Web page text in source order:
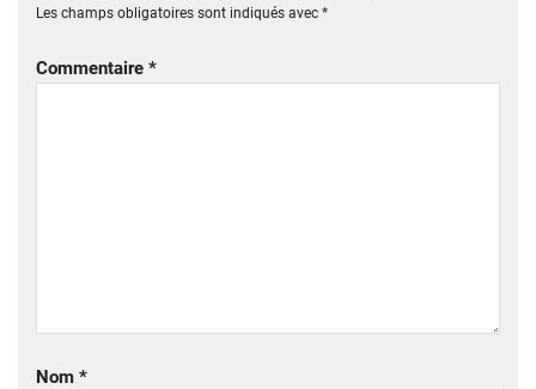
Les champs obligatoires sont indiqués avec *
Commentaire *
Nom *